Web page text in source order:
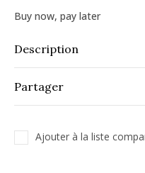
Buy now, pay later
Description
Partager
Ajouter à la liste